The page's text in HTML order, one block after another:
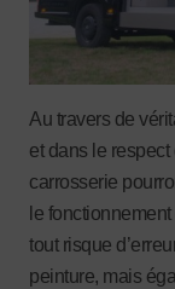
Au travers de
et dans le
carrosserie
le
tout risque
peinture, mais